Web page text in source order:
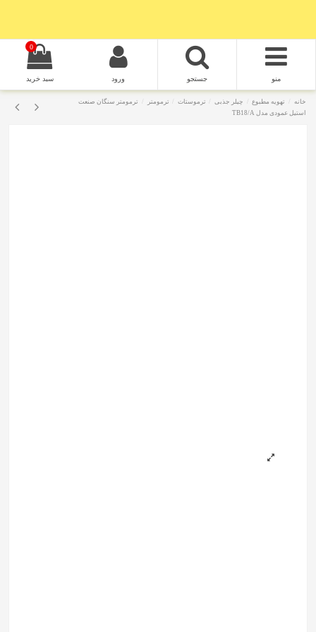
منو جستجو ورود
0
سبد خرید
خانه تهویه مطبوع چیلر جذبی ترموستات ترمومتر
ترمومتر سنگان صنعت
استیل عمودی مدل TB18/A